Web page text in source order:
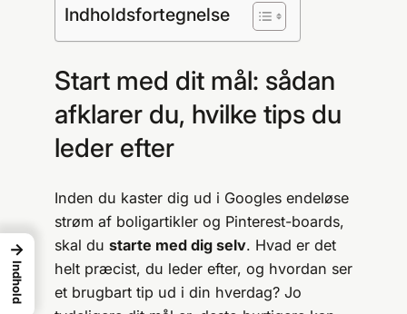
Indholdsfortegnelse
Start med dit mål: sådan
afklarer du, hvilke tips du
leder efter
Inden du kaster dig ud i Googles endeløse
strøm af boligartikler og Pinterest-boards,
skal du starte med dig selv. Hvad er det
helt præcist, du leder efter, og hvordan ser
et brugbart tip ud i din hverdag? Jo
→
Indhold